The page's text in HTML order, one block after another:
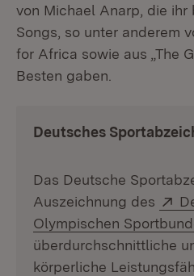
von Michael Anarp, die ihr
Songs, so unter anderem
for Africa sowie aus „The
Besten gaben.
Deutsches
Das Deutsche
Auszeichnung des
Olympischen
überdurchschnittliche
körperliche